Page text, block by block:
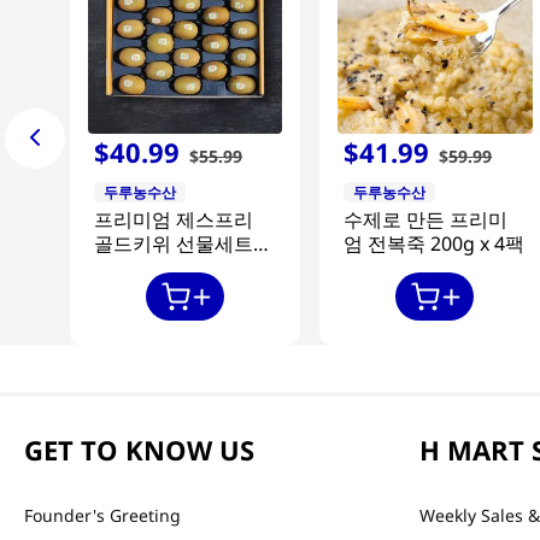
$40.99 $55.99
두루농수산
프리미엄 제스프리
골드키위 선물세트
$41.99 $59.99
두루농수산
수제로 만든 프리미
엄 전복죽 200g x 4팩
GET TO KNOW US
Founder's Greeting
H MART
Weekly Sales